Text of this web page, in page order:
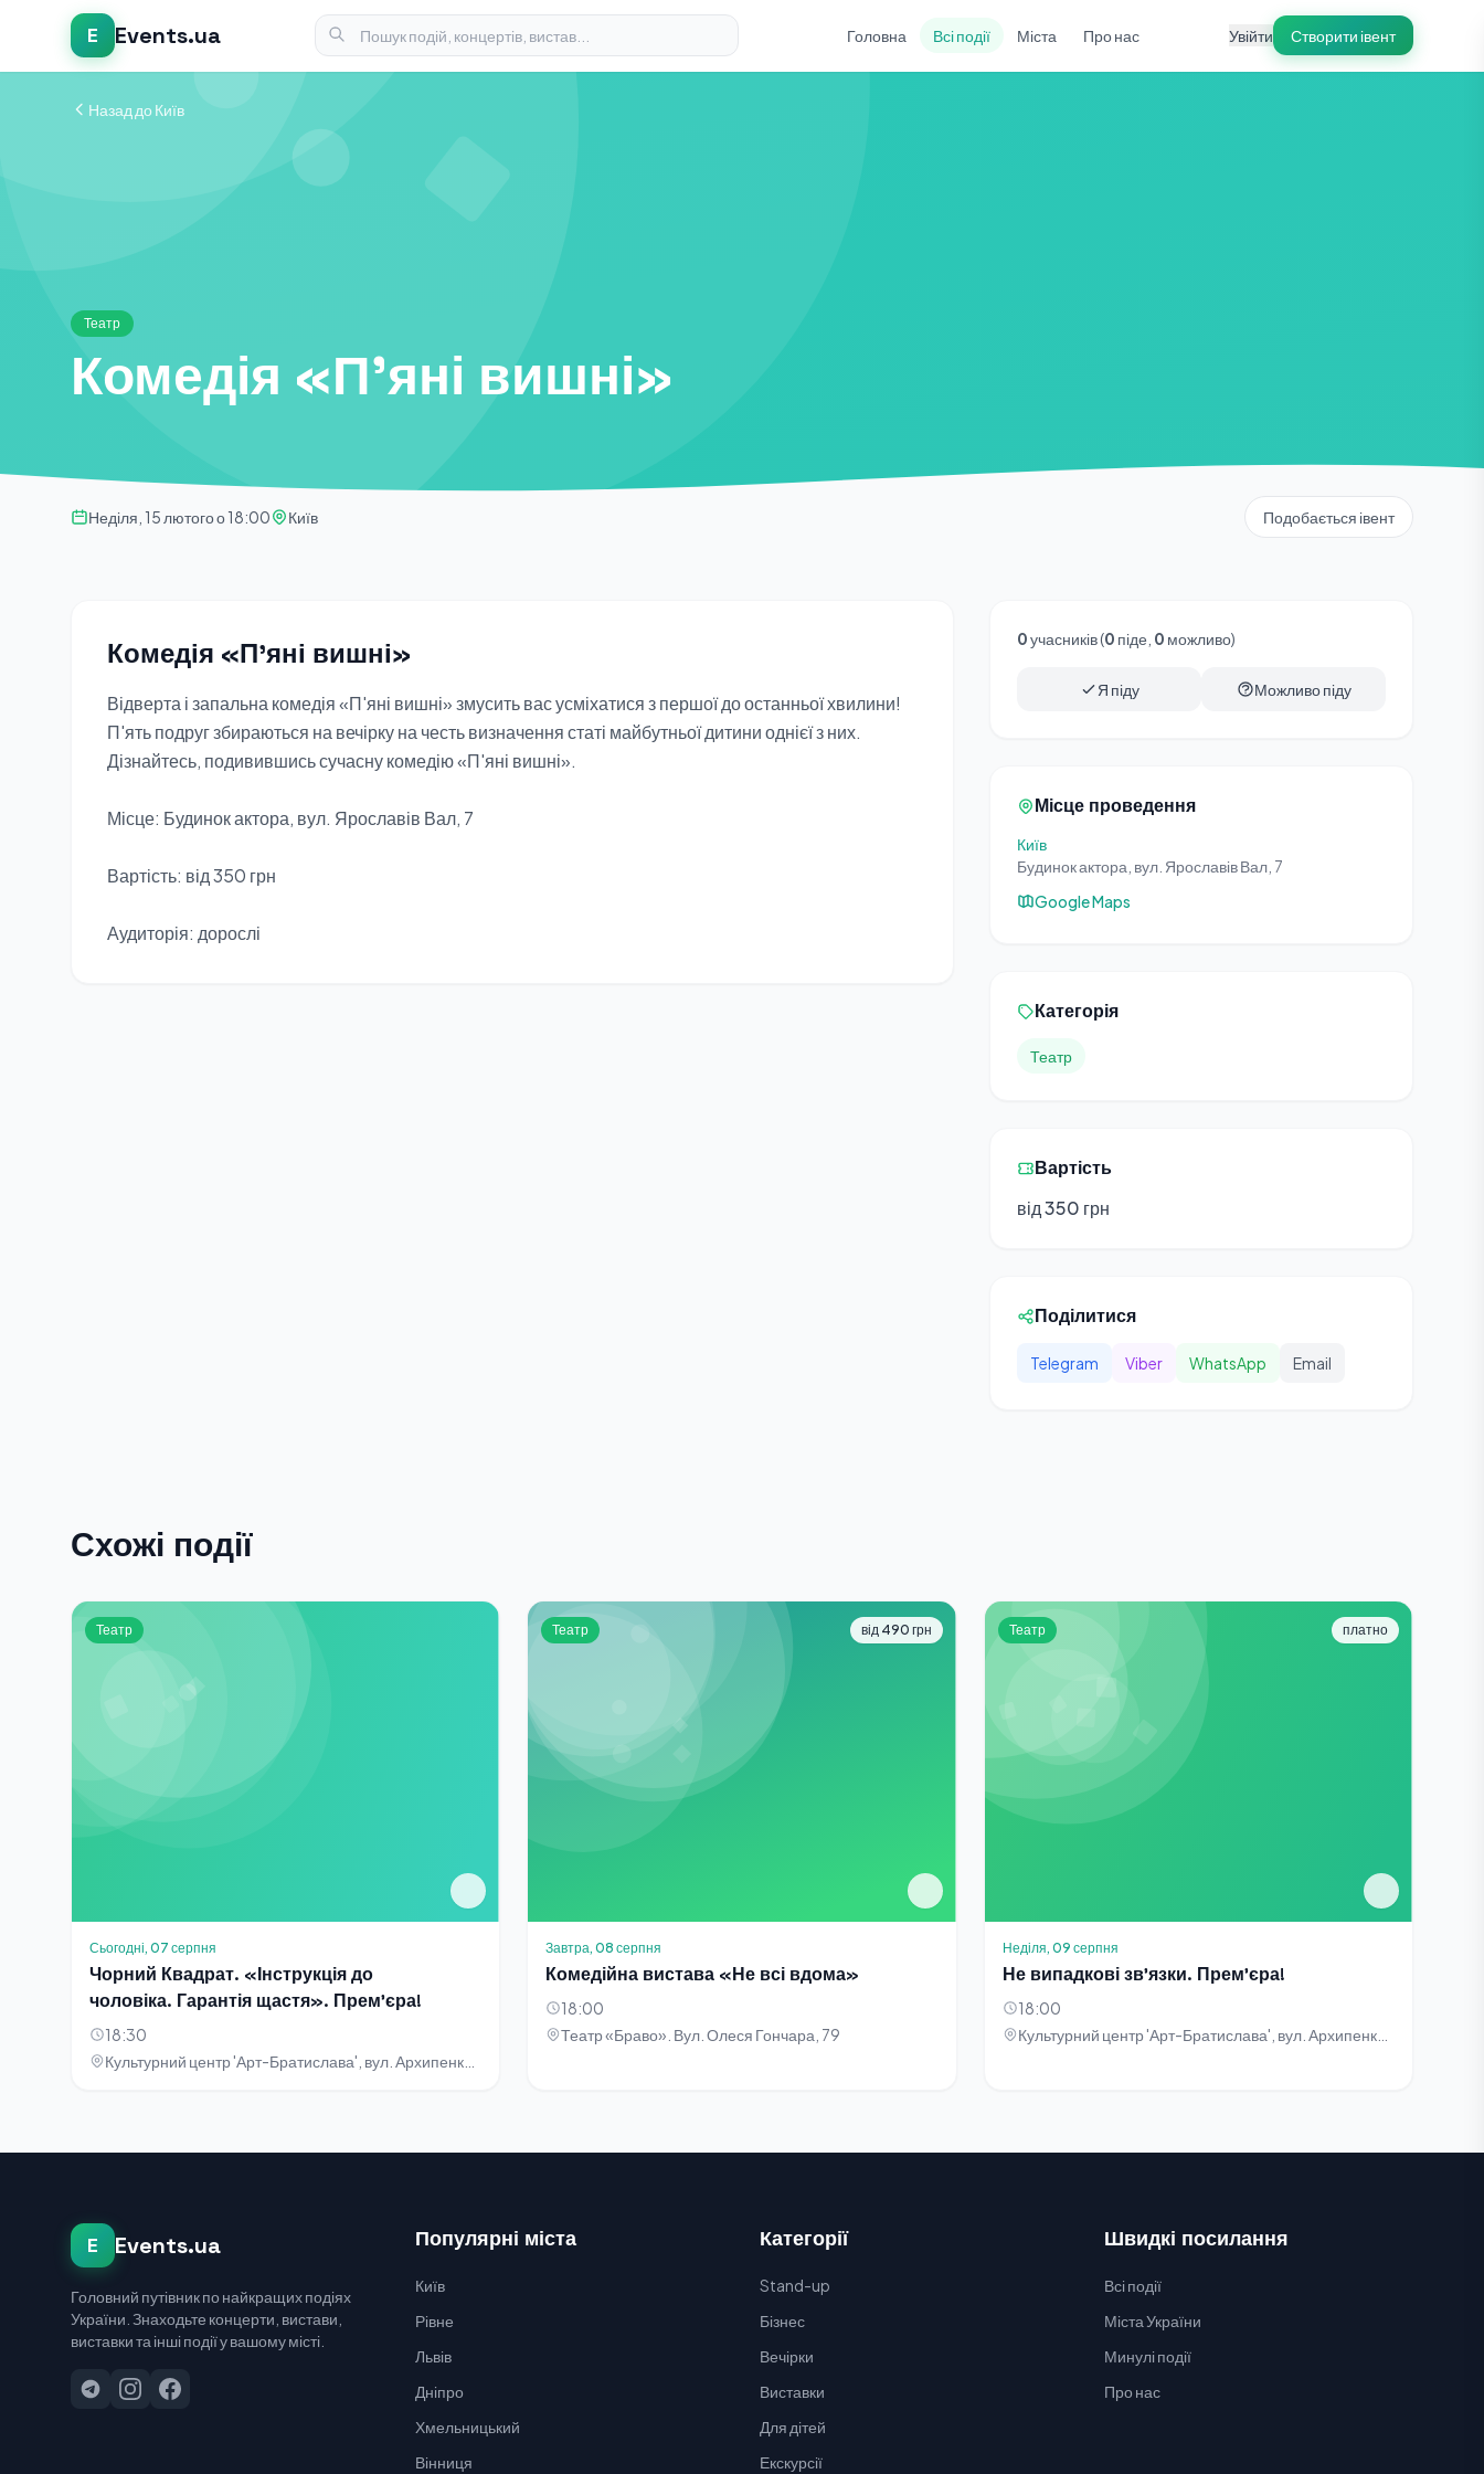
E Events.ua Головна Всі події Міста Про нас Увійти Створити івент
Назад до Київ
Театр
Комедія «П'яні вишні»
Неділя, 15 лютого о 18:00 Київ Подобається івент
Комедія «П'яні вишні»
Відверта і запальна комедія «П'яні вишні» змусить вас усміхатися з першої до останньої хвилини!
П'ять подруг збираються на вечірку на честь визначення статі майбутньої дитини однієї з них.
Дізнайтесь, подивившись сучасну комедію «П'яні вишні».
Місце: Будинок актора, вул. Ярославів Вал, 7
Вартість: від 350 грн
Аудиторія: дорослі
0учасників (0 піде, 0 можливо)
Я піду Можливо піду
Місце проведення
Київ
Будинок актора, вул. Ярославів Вал, 7
Google Maps
Категорія
Театр
Вартість
від 350 грн
Поділитися
Telegram Viber WhatsApp Email
Схожі події
Театр
Сьогодні, 07 серпня
Чорний Квадрат. «Інструкція до
чоловіка. Гарантія щастя». Прем'єра!
18:30
Театр від 490 грн
Завтра, 08 серпня
Комедійна вистава «Не всі вдома»
18:00
Театр «Браво». Вул. Олеся Гончара, 79
Театр платно
Неділя, 09 серпня
Не випадкові зв'язки. Прем'єра!
18:00
Культурний центр 'Арт-Братислава', вул. Архипенка, 5
E Events.ua
Головний путівник по найкращих подіях
України. Знаходьте концерти, вистави,
виставки та інші події у вашому місті.
Популярні міста
Київ
Рівне
Львів
Дніпро
Хмельницький
Вінниця
Категорії
Stand-up
Бізнес
Вечірки
Виставки
Для дітей
Екскурсії
Швидкі посилання
Всі події
Міста України
Минулі події
Про нас